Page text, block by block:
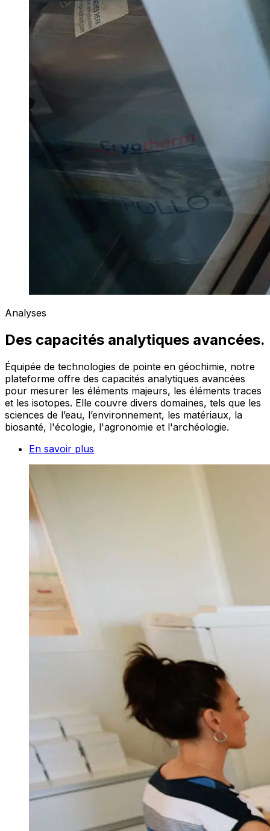
Analyses
Des capacités analytiques avancées.
Équipée de technologies de pointe en géochimie, notre
plateforme offre des capacités analytiques avancées
pour mesurer les éléments majeurs, les éléments traces
et les isotopes. Elle couvre divers domaines, tels que les
sciences de l’eau, l’environnement, les matériaux, la
biosanté, l'écologie, l'agronomie et l'archéologie.
En savoir plus